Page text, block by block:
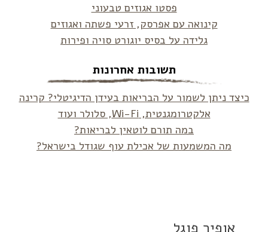
פסטו אגוזים טבעוני
קינואה עם אפרסק, זרעי פשתה ואגוזים
גלידה על בסיס יוגורט סויה ופירות
תשובות אחרונות
כיצד ניתן לשמור על הבריאות בעידן הדיגיטלי? קרינה
אלקטרומגנטית, Wi-Fi, סלולר ועוד
במה תורם לוטאין לבריאות?
מה המשמעות של אכילת עוף שגודל בישראל?
אופיר פוגל